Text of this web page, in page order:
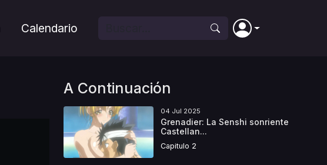
Calendario
A Continuación
04 Jul 2025
Grenadier: La Senshi sonriente
Castellan...
Capitulo 2